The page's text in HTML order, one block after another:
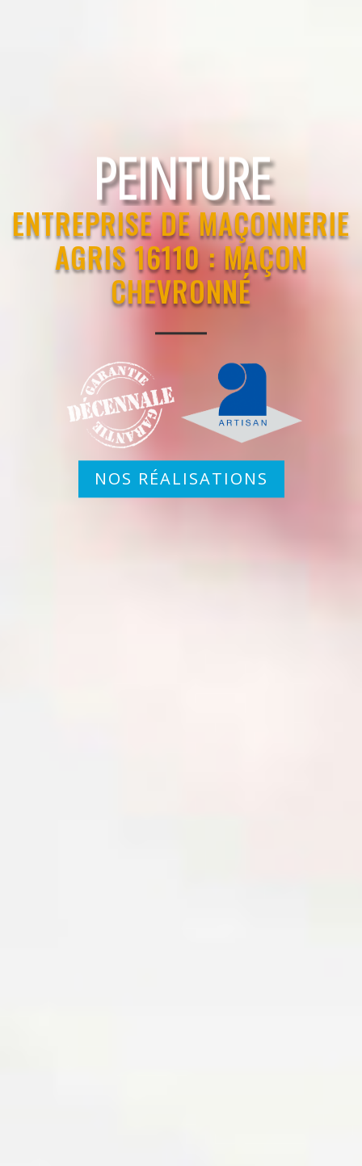
RAVALEMENT
ENTREPRISE DE MAÇONNERIE
AGRIS 16110 : MAÇON
CHEVRONNÉ
NOS RÉALISATIONS